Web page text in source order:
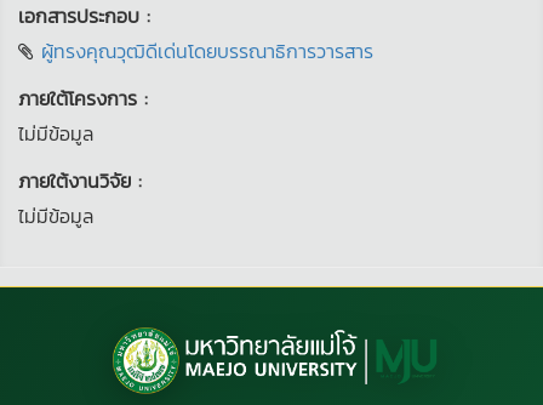
เอกสารประกอบ :
ผู้ทรงคุณวุฒิดีเด่นโดยบรรณาธิการวารสาร
ภายใต้โครงการ :
ไม่มีข้อมูล
ภายใต้งานวิจัย :
ไม่มีข้อมูล